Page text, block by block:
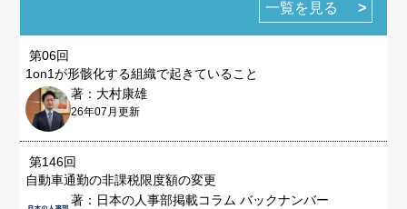
一覧を見る
第06回
1on1が形骸化する組織で起きていること
著：大村康雄
26年07月更新
第146回
自動車通勤の非課税限度額の変更
著：日本の人事部掲載コラム バックナンバー